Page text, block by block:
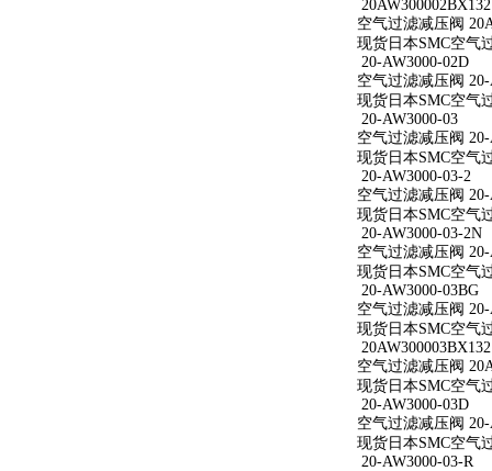
20AW300002BX132
空气过滤减压阀
现货日本SMC空气
20-AW3000-02D
空气过滤减压阀 20-
现货日本SMC空气
20-AW3000-03
空气过滤减压阀 20-
现货日本SMC空气
20-AW3000-03-2
空气过滤减压阀 20-
现货日本SMC空气
20-AW3000-03-2N
空气过滤减压阀
现货日本SMC空气
20-AW3000-03BG
空气过滤减压阀 20-
现货日本SMC空气
20AW300003BX132
空气过滤减压阀
现货日本SMC空气
20-AW3000-03D
空气过滤减压阀 20-
现货日本SMC空气
20-AW3000-03-R